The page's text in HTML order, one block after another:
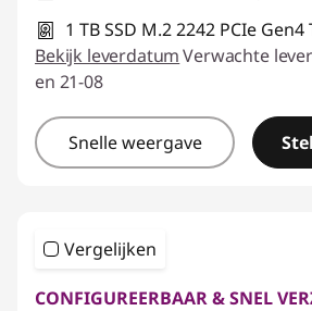
1 TB SSD M.2 2242 PCIe Gen4
Bekijk leverdatumVerwachte
en 21-08
Snelle weergave
Vergelijken
CONFIGUREERBAAR & SNEL